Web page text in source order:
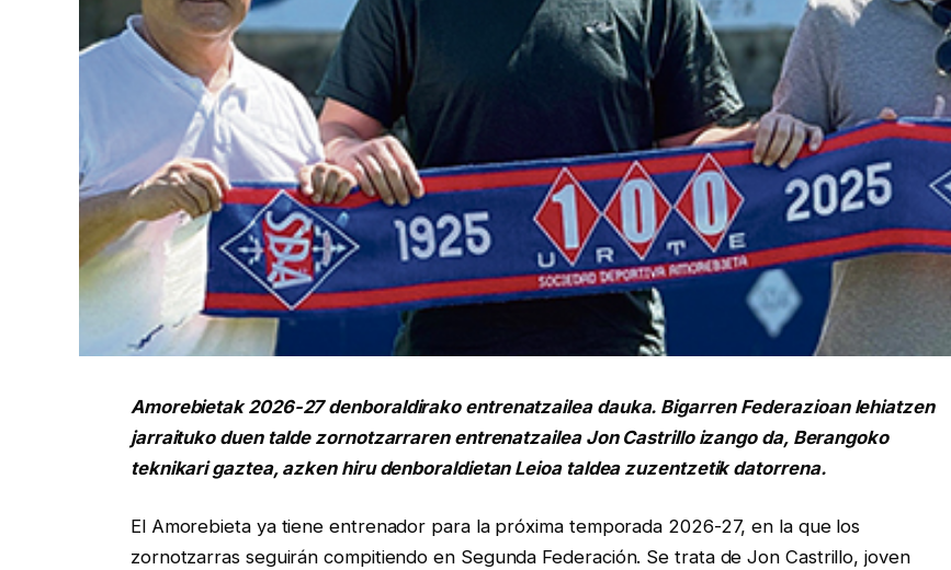
Amorebietak 2026-27 denboraldirako entrenatzailea dauka. Bigarren Federazioan lehiatzen
jarraituko duen talde zornotzarraren entrenatzailea Jon Castrillo izango da, Berangoko
teknikari gaztea, azken hiru denboraldietan Leioa taldea zuzentzetik datorrena.
El Amorebieta ya tiene entrenador para la próxima temporada 2026-27, en la que los
zornotzarras seguirán compitiendo en Segunda Federación. Se trata de Jon Castrillo, joven